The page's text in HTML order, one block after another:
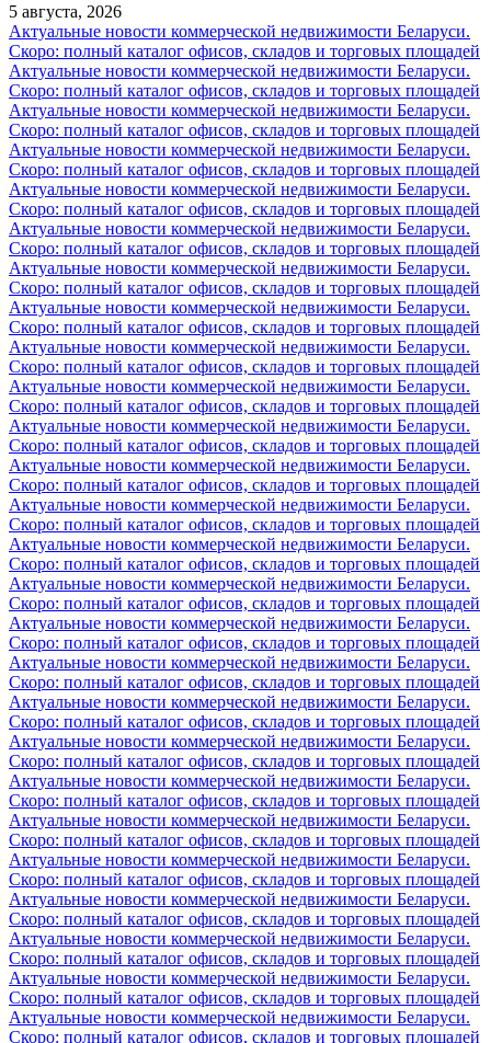
5 августа, 2026
Актуальные новости коммерческой недвижимости Беларуси.
Скоро: полный каталог офисов, складов и торговых площадей
Актуальные новости коммерческой недвижимости Беларуси.
Скоро: полный каталог офисов, складов и торговых площадей
Актуальные новости коммерческой недвижимости Беларуси.
Скоро: полный каталог офисов, складов и торговых площадей
Актуальные новости коммерческой недвижимости Беларуси.
Скоро: полный каталог офисов, складов и торговых площадей
Актуальные новости коммерческой недвижимости Беларуси.
Скоро: полный каталог офисов, складов и торговых площадей
Актуальные новости коммерческой недвижимости Беларуси.
Скоро: полный каталог офисов, складов и торговых площадей
Актуальные новости коммерческой недвижимости Беларуси.
Скоро: полный каталог офисов, складов и торговых площадей
Актуальные новости коммерческой недвижимости Беларуси.
Скоро: полный каталог офисов, складов и торговых площадей
Актуальные новости коммерческой недвижимости Беларуси.
Скоро: полный каталог офисов, складов и торговых площадей
Актуальные новости коммерческой недвижимости Беларуси.
Скоро: полный каталог офисов, складов и торговых площадей
Актуальные новости коммерческой недвижимости Беларуси.
Скоро: полный каталог офисов, складов и торговых площадей
Актуальные новости коммерческой недвижимости Беларуси.
Скоро: полный каталог офисов, складов и торговых площадей
Актуальные новости коммерческой недвижимости Беларуси.
Скоро: полный каталог офисов, складов и торговых площадей
Актуальные новости коммерческой недвижимости Беларуси.
Скоро: полный каталог офисов, складов и торговых площадей
Актуальные новости коммерческой недвижимости Беларуси.
Скоро: полный каталог офисов, складов и торговых площадей
Актуальные новости коммерческой недвижимости Беларуси.
Скоро: полный каталог офисов, складов и торговых площадей
Актуальные новости коммерческой недвижимости Беларуси.
Скоро: полный каталог офисов, складов и торговых площадей
Актуальные новости коммерческой недвижимости Беларуси.
Скоро: полный каталог офисов, складов и торговых площадей
Актуальные новости коммерческой недвижимости Беларуси.
Скоро: полный каталог офисов, складов и торговых площадей
Актуальные новости коммерческой недвижимости Беларуси.
Скоро: полный каталог офисов, складов и торговых площадей
Актуальные новости коммерческой недвижимости Беларуси.
Скоро: полный каталог офисов, складов и торговых площадей
Актуальные новости коммерческой недвижимости Беларуси.
Скоро: полный каталог офисов, складов и торговых площадей
Актуальные новости коммерческой недвижимости Беларуси.
Скоро: полный каталог офисов, складов и торговых площадей
Актуальные новости коммерческой недвижимости Беларуси.
Скоро: полный каталог офисов, складов и торговых площадей
Актуальные новости коммерческой недвижимости Беларуси.
Скоро: полный каталог офисов, складов и торговых площадей
Актуальные новости коммерческой недвижимости Беларуси.
Скоро: полный каталог офисов, складов и торговых площадей